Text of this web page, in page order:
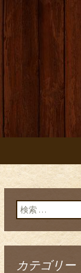
検索:
カテゴリー